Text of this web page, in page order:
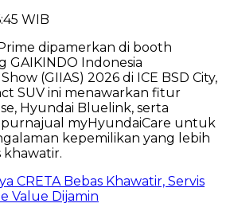
WIB
CRETA Bebas Khawatir, Servis
Value Dijamin